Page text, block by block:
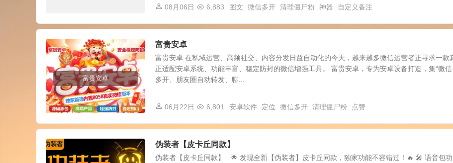
08月06日 6,883 图文 微信多开 清理僵尸粉 神器 自定义备注
富贵安卓
富贵安卓
富贵安卓 在私域运营、高频社交、内容分发日益自动化的今天，越来越多微信运营者正寻求一款
正适配安卓系统、功能丰富、稳定防封的微信增强工具。 富贵安卓，专为安卓设备打造，集“微信
多开、朋友圈自动转发、聊...
06月22日 6,801 安卓软件 定位 微信多开 清理僵尸粉 点赞
伪装者【皮卡丘同款】
伪装者【皮卡丘同款】 🌟 发现全新【伪装者】皮卡丘同款，独家功能不容错过！🔥 🎤 语音包功